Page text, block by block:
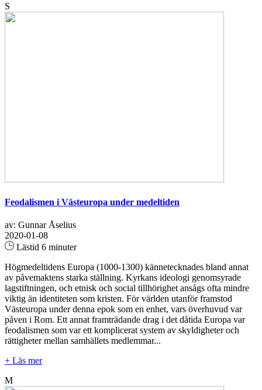
S
Feodalismen i Västeuropa under medeltiden
av: Gunnar Åselius
2020-01-08
Lästid 6 minuter
Högmedeltidens Europa (1000-1300) kännetecknades bland annat
av påvemaktens starka ställning. Kyrkans ideologi genomsyrade
lagstiftningen, och etnisk och social tillhörighet ansågs ofta mindre
viktig än identiteten som kristen. För världen utanför framstod
Västeuropa under denna epok som en enhet, vars överhuvud var
påven i Rom. Ett annat framträdande drag i det dåtida Europa var
feodalismen som var ett komplicerat system av skyldigheter och
rättigheter mellan samhällets medlemmar...
+ Läs mer
M